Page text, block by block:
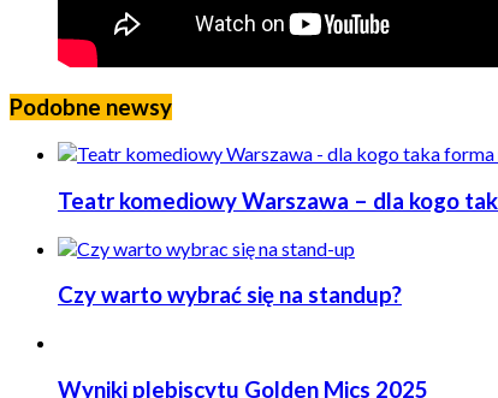
Podobne newsy
Teatr komediowy Warszawa – dla kogo
Czy warto wybrać się na standup?
Wyniki plebiscytu Golden Mics 2025